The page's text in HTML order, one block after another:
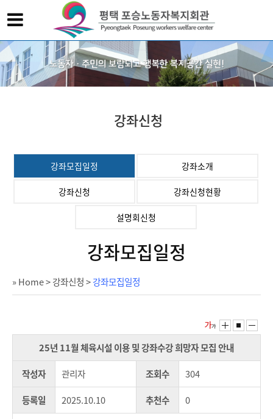
강좌신청
강좌모집일정 강좌소개
강좌신청 강좌신청현황
설명회신청
강좌모집일정
» Home>강좌신청>강좌모집일정
25년 11월 체육시설 이용 및 강좌수강 희망자 모집 안내
작성자
관리자 조회수
304
등록일
2025.10.10 추천수
0